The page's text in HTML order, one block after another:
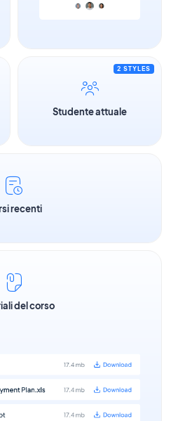
2 STYLES
Studente attuale
recenti
del corso